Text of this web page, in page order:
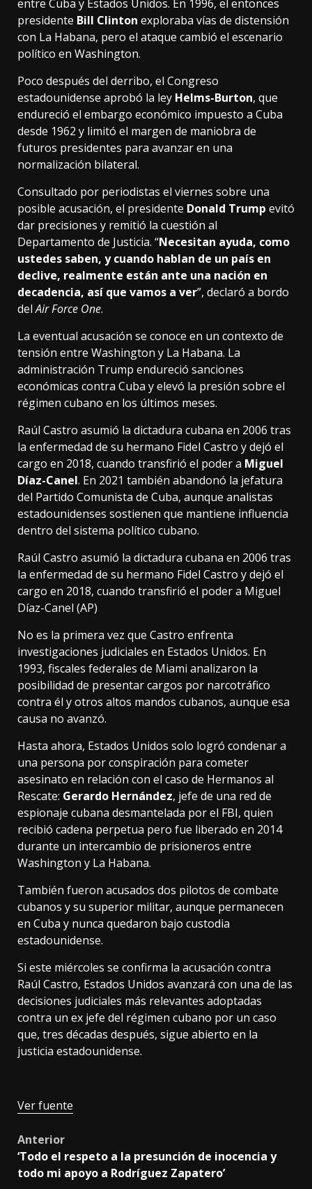
entre Cuba y Estados Unidos. En 1996, el entonces
presidente Bill Clinton exploraba vías de distensión
con La Habana, pero el ataque cambió el escenario
político en Washington.
Poco después del derribo, el Congreso
estadounidense aprobó la ley Helms-Burton, que
endureció el embargo económico impuesto a Cuba
desde 1962 y limitó el margen de maniobra de
futuros presidentes para avanzar en una
normalización bilateral.
Consultado por periodistas el viernes sobre una
posible acusación, el presidente Donald Trump evitó
dar precisiones y remitió la cuestión al
Departamento de Justicia. “Necesitan ayuda, como
ustedes saben, y cuando hablan de un país en
declive, realmente están ante una nación en
decadencia, así que vamos a ver”, declaró a bordo
delAir Force One.
La eventual acusación se conoce en un contexto de
tensión entre Washington y La Habana. La
administración Trump endureció sanciones
económicas contra Cuba y elevó la presión sobre el
régimen cubano en los últimos meses.
Raúl Castro asumió la dictadura cubana en 2006 tras
la enfermedad de su hermano Fidel Castro y dejó el
cargo en 2018, cuando transfirió el poder a Miguel
Díaz-Canel. En 2021 también abandonó la jefatura
del Partido Comunista de Cuba, aunque analistas
estadounidenses sostienen que mantiene influencia
dentro del sistema político cubano.
Raúl Castro asumió la dictadura cubana en 2006 tras
la enfermedad de su hermano Fidel Castro y dejó el
cargo en 2018, cuando transfirió el poder a Miguel
Díaz-Canel (AP)
No es la primera vez que Castro enfrenta
investigaciones judiciales en Estados Unidos. En
1993, fiscales federales de Miami analizaron la
posibilidad de presentar cargos por narcotráfico
contra él y otros altos mandos cubanos, aunque esa
causa no avanzó.
Hasta ahora, Estados Unidos solo logró condenar a
una persona por conspiración para cometer
asesinato en relación con el caso de Hermanos al
Rescate: Gerardo Hernández, jefe de una red de
espionaje cubana desmantelada por el FBI, quien
recibió cadena perpetua pero fue liberado en 2014
durante un intercambio de prisioneros entre
Washington y La Habana.
También fueron acusados dos pilotos de combate
cubanos y su superior militar, aunque permanecen
en Cuba y nunca quedaron bajo custodia
estadounidense.
Si este miércoles se confirma la acusación contra
Raúl Castro, Estados Unidos avanzará con una de las
decisiones judiciales más relevantes adoptadas
contra un ex jefe del régimen cubano por un caso
que, tres décadas después, sigue abierto en la
justicia estadounidense.
Ver fuente
Post
navigation
Anterior
‘Todo el respeto a la presunción de inocencia y
todo mi apoyo a Rodríguez Zapatero’